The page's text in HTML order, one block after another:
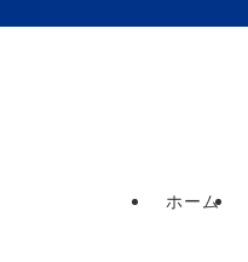
ホーム